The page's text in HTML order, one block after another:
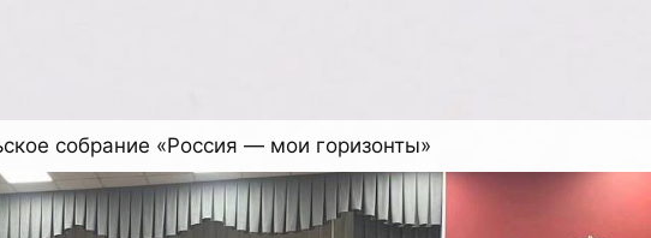
собрание «Россия — мои горизонты»